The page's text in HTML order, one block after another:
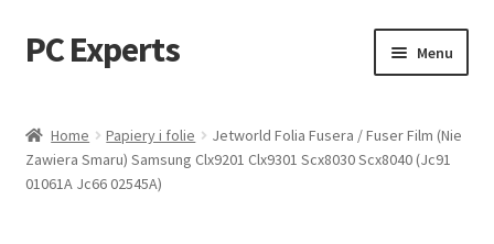
Przejdź
do
Przejdź
do
PC Experts Menu
Blog
Home Papiery i folie
Jetworld Folia Fusera / Fuser Film (Nie
Zawiera Smaru) Samsung Clx9201 Clx9301 Scx8030 Scx8040 (Jc91
01061A Jc66 02545A)